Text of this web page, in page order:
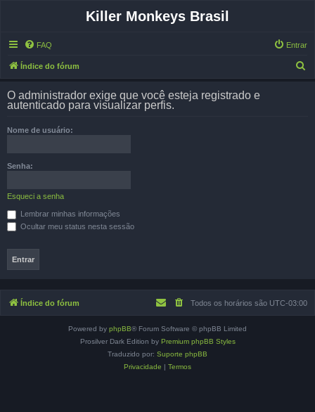
Killer Monkeys Brasil
FAQ Entrar
Índice do fórum
O administrador exige que você esteja registrado e
autenticado para visualizar perfis.
Nome de usuário:
Senha:
Esqueci a senha
Lembrar minhas informações
Ocultar meu status nesta sessão
Índice do fórum Todos os horários são UTC-03:00
Powered by phpBB® Forum Software © phpBB Limited
Prosilver Dark Edition by Premium phpBB Styles
Traduzido por: Suporte phpBB
Privacidade | Termos